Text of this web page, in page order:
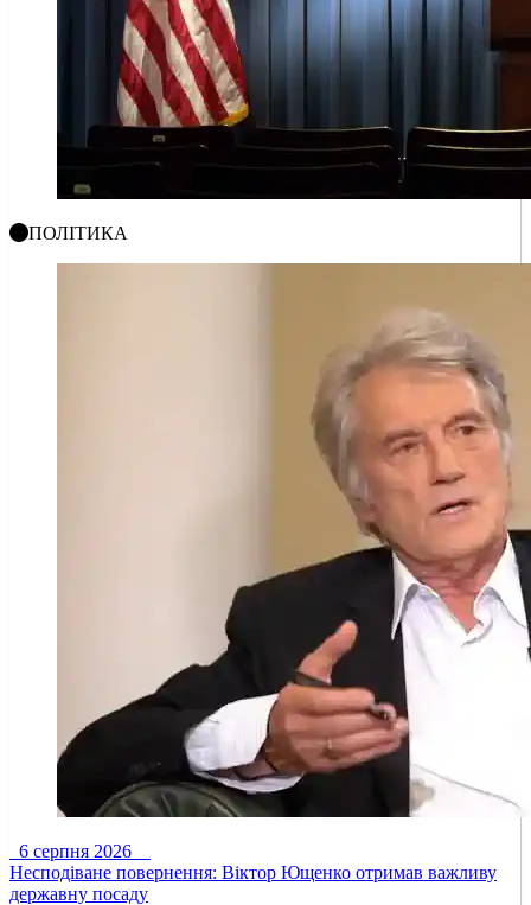
ПОЛІТИКА
6 серпня 2026
Несподіване повернення: Віктор Ющенко отримав важливу
державну посаду